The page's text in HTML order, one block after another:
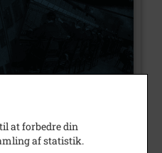
at forbedre din
af statistik.